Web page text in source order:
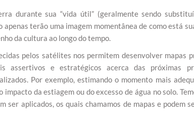
durante sua “vida útil” (geralmente sendo
terão uma imagem momentânea de como está
da cultura ao longo do tempo.
pelos satélites nos permitem desenvolver mapas
assertivos e estratégicos acerca das próximas
Por exemplo, estimando o momento mais
da estiagem ou do excesso de água no solo.
ser aplicados, os quais chamamos de mapas e podem